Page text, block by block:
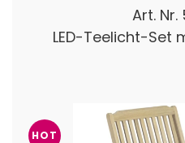
Art. Nr.
LED-Teelicht-Set
HOT